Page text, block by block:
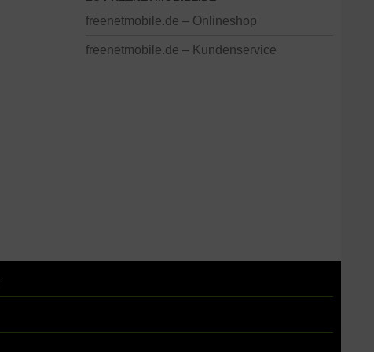
freenetmobile.de – Onlineshop
freenetmobile.de – Kundenservice